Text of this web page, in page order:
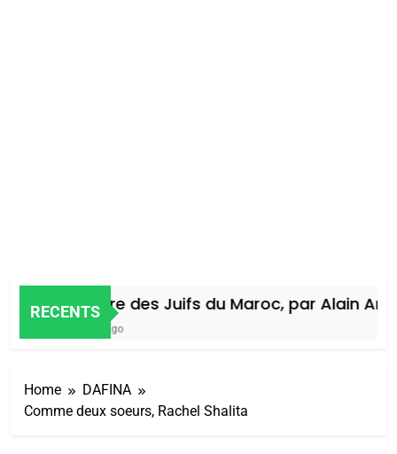
RECENTS
Histoire des Juifs du Maroc, par Alain Amiel
4 Jours Ago
Home
DAFINA
Comme deux soeurs, Rachel Shalita